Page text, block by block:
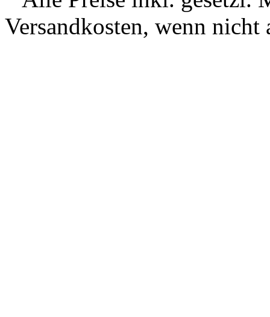
Versandkosten, wenn nicht